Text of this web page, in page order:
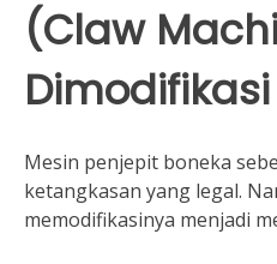
(Claw
Dimodifikasi
Mesin penjepit boneka
ketangkasan yang legal.
memodifikasinya menjadi